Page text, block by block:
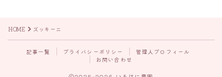
HOME ズッキーニ
記事一覧 プライバシーポリシー
管理人プロフィール
お問い合わせ